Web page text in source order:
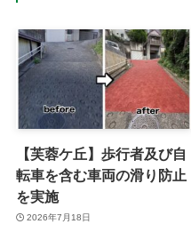
【芙蓉ケ丘】歩行者及び自
転車を含む車両の滑り防止
を実施
2026年7月18日